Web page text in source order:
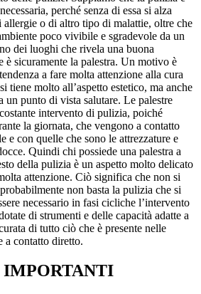
perché senza di essa si alza
o di altro tipo di malattie, oltre che
poco vivibile e sgradevole da un
dei luoghi che rivela una buona
è sicuramente la palestra. Un motivo è
a fare molta attenzione alla cura
tiene molto all’aspetto estetico, ma anche
un punto di vista salutare. Le palestre
intervento di pulizia, poiché
la giornata, che vengono a contatto
e con quelle che sono le attrezzature e
Quindi chi possiede una palestra a
della pulizia è un aspetto molto delicato
attenzione. Ciò significa che non si
non basta la pulizia che si
necessario in fasi cicliche l’intervento
di strumenti e delle capacità adatte a
di tutto ciò che è presente nelle
a contatto diretto.